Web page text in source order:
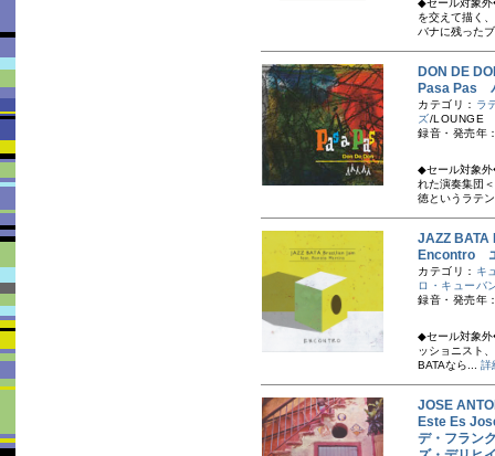
◆セール対象外
を交えて描く
バナに残った
DON DE
Pasa Pas
カテゴリ： ラ
ズ/LOUNGE
録音・発売年
◆セール対象外
れた演奏集団
徳というラテ
JAZZ
Encontro
カテゴリ： キ
ロ・キューバ
録音・発売年
◆セール対象外
ッショニスト
BATAなら... 詳
JOSE
Este Es
デ・フラン